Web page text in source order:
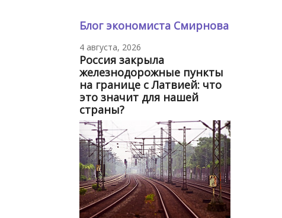
Блог экономиста Смирнова
4 августа, 2026
Россия закрыла
железнодорожные пункты
на границе с Латвией: что
это значит для нашей
страны?